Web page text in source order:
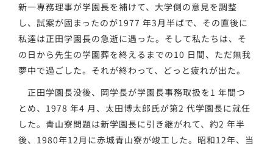
新一専務理事が学園長を補けて、大学側の意見を調整
し、試案が固まったのが1977 年3月半ばで、その直後に
私達は正田学園長の急逝に遇った。そして私たちは、そ
の日から先生の学園葬を終えるまでの10 日間、ただ無我
夢中で過ごした。それが終わって、どっと疲れが出た。
正田学園長没後、岡学長が学園長事務取扱を1 年間つ
とめ、1978 年4 月、太田博太郎氏が第2 代学園長に就任
した。青山寮問題は新学園長に引き継がれて、約2 年半
後、1980年12月に赤城青山寮が竣工した。昭和12年、当